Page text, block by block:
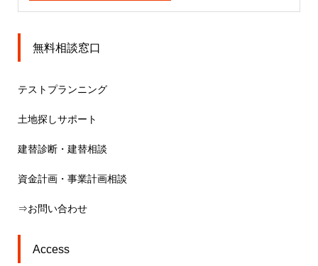
無料相談窓口
テストプランニング
土地探しサポート
建替診断・建替相談
資金計画・事業計画相談
⇒お問い合わせ
Access